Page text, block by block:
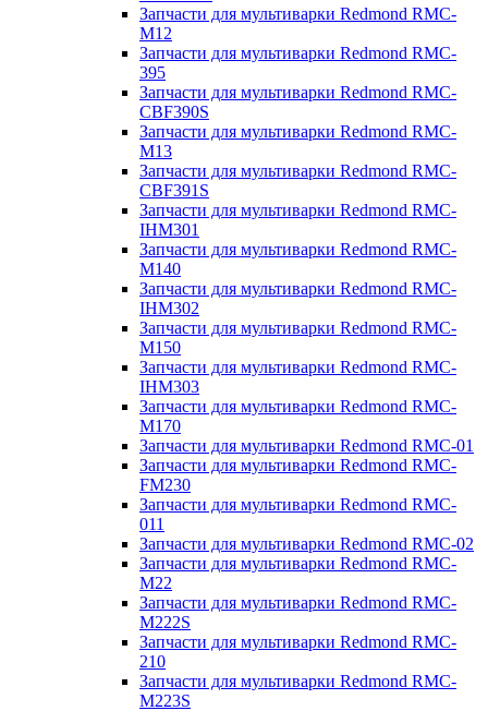
Запчасти для мультиварки Redmond RMC-
M12
Запчасти для мультиварки Redmond RMC-
395
Запчасти для мультиварки Redmond RMC-
CBF390S
Запчасти для мультиварки Redmond RMC-
M13
Запчасти для мультиварки Redmond RMC-
CBF391S
Запчасти для мультиварки Redmond RMC-
IHM301
Запчасти для мультиварки Redmond RMC-
M140
Запчасти для мультиварки Redmond RMC-
IHM302
Запчасти для мультиварки Redmond RMC-
M150
Запчасти для мультиварки Redmond RMC-
IHM303
Запчасти для мультиварки Redmond RMC-
M170
Запчасти для мультиварки Redmond RMC-01
Запчасти для мультиварки Redmond RMC-
FM230
Запчасти для мультиварки Redmond RMC-
011
Запчасти для мультиварки Redmond RMC-02
Запчасти для мультиварки Redmond RMC-
M22
Запчасти для мультиварки Redmond RMC-
M222S
Запчасти для мультиварки Redmond RMC-
210
Запчасти для мультиварки Redmond RMC-
M223S